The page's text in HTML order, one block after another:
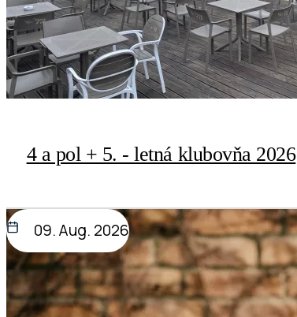
4 a pol + 5. - letná klubovňa 2026
09. Aug. 2026